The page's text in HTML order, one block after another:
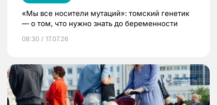
«Мы все носители мутаций»: томский генетик
— о том, что нужно знать до беременности
08:30 / 17.07.26